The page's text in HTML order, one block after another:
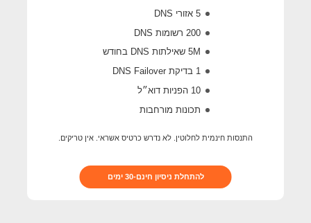
5 אזורי DNS
200 רשומות DNS
5M שאילתות DNS בחודש
1 בדיקת DNS Failover
10 הפניות דוא״ל
תכונות מורחבות
התנסות חינמית לחלוטין. לא נדרש כרטיס אשראי. אין טריקים.
להתחלת ניסיון חינם-30 ימים